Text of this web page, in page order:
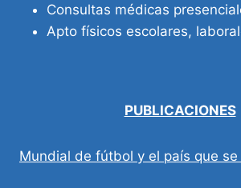
Consultas médicas
Apto físicos escolares,
PUBLICACIONES
Mundial de fútbol y el país que